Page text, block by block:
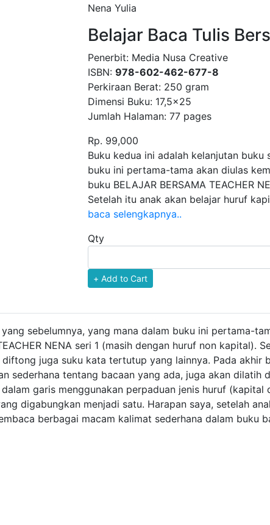
Nena Yulia
Belajar Baca Tulis
Penerbit: Media Nusa Creative
ISBN: 978-602-462-677-8
Perkiraan Berat: 250 gram
Dimensi Buku: 17,5x25
Jumlah Halaman: 77 pages
Rp. 99,000
Product Overview
Buku kedua ini adalah kelanjutan buku
buku ini pertama-tama akan diulas
buku BELAJAR BERSAMA TEACHER
Setelah itu anak akan belajar huruf
baca selengkapnya..
Qty
sebelumnya, yang mana dalam buku ini pertama-
NENA seri 1 (masih dengan huruf non kapital).
juga suku kata tertutup yang lainnya. Pada akhir
sederhana tentang bacaan yang ada, juga akan dilatih
garis menggunakan perpaduan jenis huruf
digabungkan menjadi satu. Harapan saya, setelah
berbagai macam kalimat sederhana dalam buku